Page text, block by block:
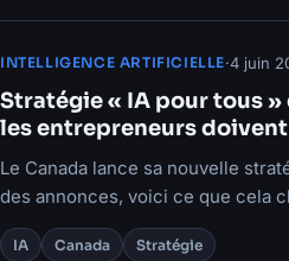
INTELLIGENCE ARTIFICIELLE·4 juin
Stratégie « IA pour tous »
les entrepreneurs
Le Canada lance sa nouvelle
des annonces, voici ce que cela
les PME et les organisations.
IA Canada Stratégie